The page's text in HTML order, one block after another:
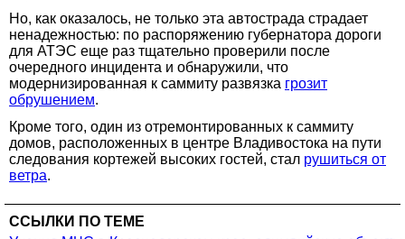
Но, как оказалось, не только эта автострада страдает
ненадежностью: по распоряжению губернатора дороги
для АТЭС еще раз тщательно проверили после
очередного инцидента и обнаружили, что
модернизированная к саммиту развязка грозит
обрушением.
Кроме того, один из отремонтированных к саммиту
домов, расположенных в центре Владивостока на пути
следования кортежей высоких гостей, стал рушиться от
ветра.
ССЫЛКИ ПО ТЕМЕ